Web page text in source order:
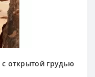
открытой грудью